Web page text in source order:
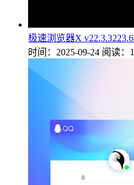
极速浏览器X
时间：2025-09-24 阅读：